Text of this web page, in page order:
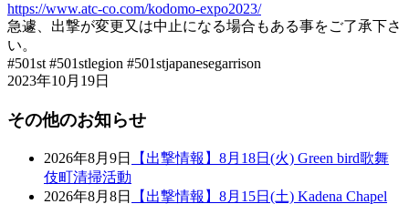
https://www.atc-co.com/kodomo-expo2023/
急遽、出撃が変更又は中止になる場合もある事をご了承下さ
い。
#501st #501stlegion #501stjapanesegarrison
2023年10月19日
その他のお知らせ
2026年8月9日
【出撃情報】8月18日(火) Green bird歌舞
伎町清掃活動
2026年8月8日
【出撃情報】8月15日(土) Kadena Chapel